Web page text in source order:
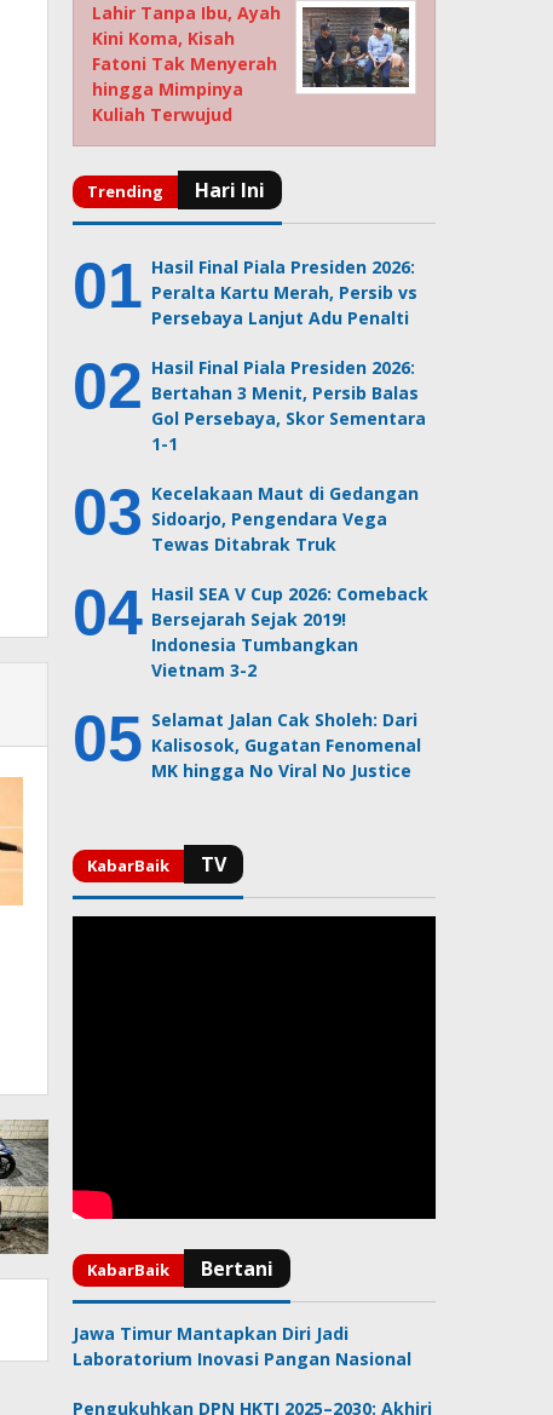
Lahir Tanpa Ibu, Ayah
Kini Koma, Kisah
Fatoni Tak Menyerah
hingga Mimpinya
Kuliah Terwujud
Hasil Final Piala Presiden 2026:
Peralta Kartu Merah, Persib vs
Persebaya Lanjut Adu Penalti
Hasil Final Piala Presiden 2026:
Bertahan 3 Menit, Persib Balas
Gol Persebaya, Skor Sementara
1-1
Kecelakaan Maut di Gedangan
Sidoarjo, Pengendara Vega
Tewas Ditabrak Truk
Hasil SEA V Cup 2026: Comeback
Bersejarah Sejak 2019!
Indonesia Tumbangkan
Vietnam 3-2
Selamat Jalan Cak Sholeh: Dari
Kalisosok, Gugatan Fenomenal
MK hingga No Viral No Justice
Jawa Timur Mantapkan Diri Jadi
Laboratorium Inovasi Pangan Nasional
Pengukuhkan DPN HKTI 2025–2030: Akhiri